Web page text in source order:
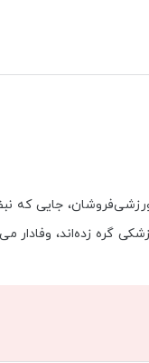
جایی که
زده‌اند، وفادار